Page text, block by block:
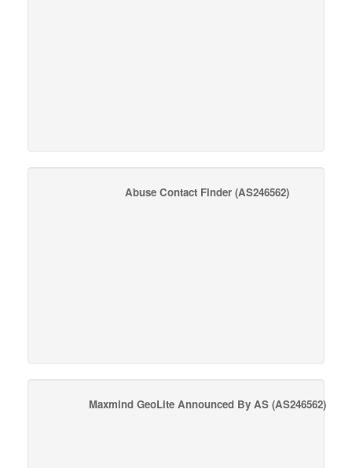
Abuse Contact Finder (AS246562)
Maxmind GeoLite Announced By AS(AS246562)